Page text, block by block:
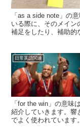
「as a side note」の
いる際に、そのメイン
補足をしたり、補助的
日常英語関連
「for the win」の意味
紹介していきます。響
でよく使われています